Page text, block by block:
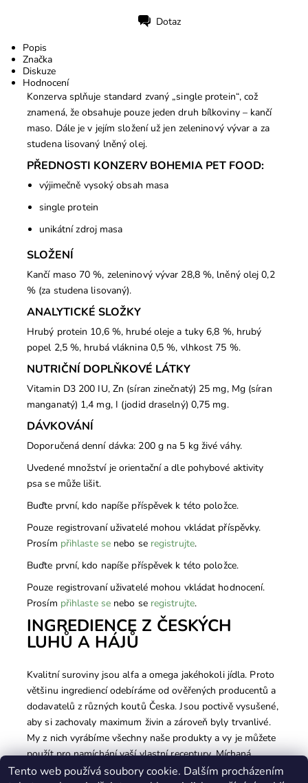
Dotaz
Popis
Značka
Diskuze
Hodnocení
Konzerva splňuje standard zvaný „single protein“, což
znamená, že obsahuje pouze jeden druh bílkoviny – kančí
maso. Dále je v jejím složení už jen zeleninový vývar a za
studena lisovaný lněný olej.
PŘEDNOSTI KONZERV BOHEMIA PET FOOD:
výjimečně vysoký obsah masa
single protein
unikátní zdroj masa
SLOŽENÍ
Kančí maso 70 %, zeleninový vývar 28,8 %, lněný olej 0,2
% (za studena lisovaný).
ANALYTICKÉ SLOŽKY
Hrubý protein 10,6 %, hrubé oleje a tuky 6,8 %, hrubý
popel 2,5 %, hrubá vláknina 0,5 %, vlhkost 75 %.
NUTRIČNÍ DOPLŇKOVÉ LÁTKY
Vitamin D3 200 IU, Zn (síran zinečnatý) 25 mg, Mg (síran
manganatý) 1,4 mg, I (jodid draselný) 0,75 mg.
DÁVKOVÁNÍ
Doporučená denní dávka: 200 g na 5 kg živé váhy.
Uvedené množství je orientační a dle pohybové aktivity
psa se může lišit.
Buďte první, kdo napíše příspěvek k této položce.
Pouze registrovaní uživatelé mohou vkládat příspěvky.
Prosím přihlaste senebo se registrujte.
Buďte první, kdo napíše příspěvek k této položce.
Pouze registrovaní uživatelé mohou vkládat hodnocení.
Prosím přihlaste senebo se registrujte.
INGREDIENCE Z ČESKÝCH
LUHŮ A HÁJŮ
Kvalitní suroviny jsou alfa a omega jakéhokoli jídla. Proto
většinu ingrediencí odebíráme od ověřených producentů a
dodavatelů z různých koutů Česka. Jsou poctivě vysušené,
aby si zachovaly maximum živin a zároveň byly trvanlivé.
My z nich vyrábíme všechny naše produkty a vy je můžete
použít pro namíchání vaší vlastní receptury. Míchaná
krmiva ze sušených přísad v sobě spojují to nejlepší ze
Tento web používá soubory cookie. Dalším procházením